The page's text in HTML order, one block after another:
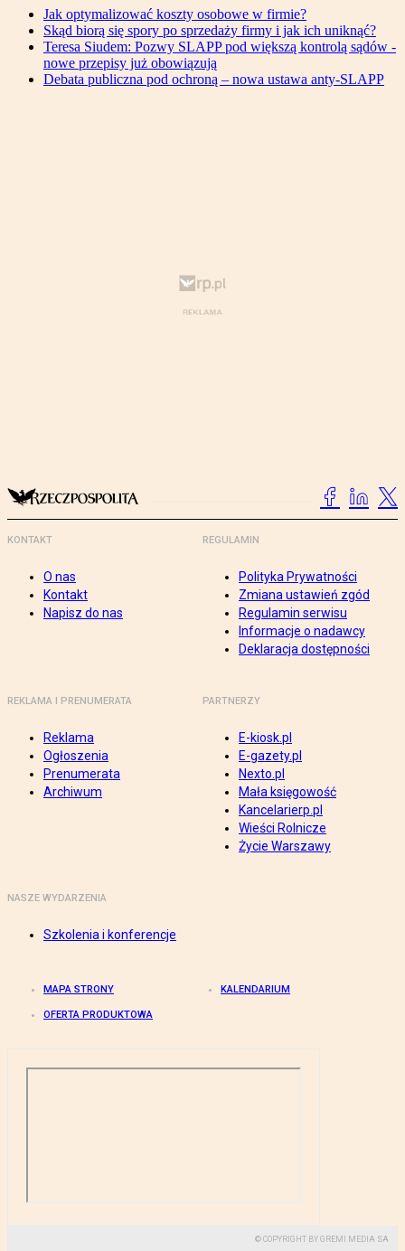
Jak optymalizować koszty osobowe w firmie?
Skąd biorą się spory po sprzedaży firmy i jak ich uniknąć?
Teresa Siudem: Pozwy SLAPP pod większą kontrolą sądów -
nowe przepisy już obowiązują
Debata publiczna pod ochroną – nowa ustawa anty-SLAPP
KONTAKT
O nas
Kontakt
Napisz do nas
REGULAMIN
Polityka Prywatności
Zmiana ustawień zgód
Regulamin serwisu
Informacje o nadawcy
Deklaracja dostępności
REKLAMA I PRENUMERATA
Reklama
Ogłoszenia
Prenumerata
Archiwum
PARTNERZY
E-kiosk.pl
E-gazety.pl
Nexto.pl
Mała księgowość
Kancelarierp.pl
Wieści Rolnicze
Życie Warszawy
NASZE WYDARZENIA
Szkolenia i konferencje
MAPA STRONY KALENDARIUM
OFERTA PRODUKTOWA
© COPYRIGHT BY GREMI MEDIA SA